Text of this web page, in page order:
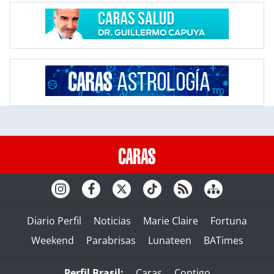
Diario Perfil Noticias Marie Claire
Fortuna
Weekend
Parabrisas Lunateen BATimes